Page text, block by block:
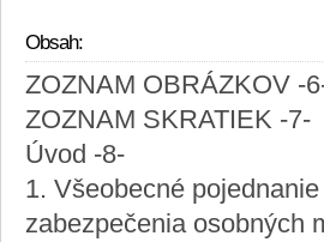
Obsah:
ZOZNAM OBRÁZKOV -
ZOZNAM SKRATIEK -7-
Úvod -8-
1. Všeobecné
zabezpečenia osobných